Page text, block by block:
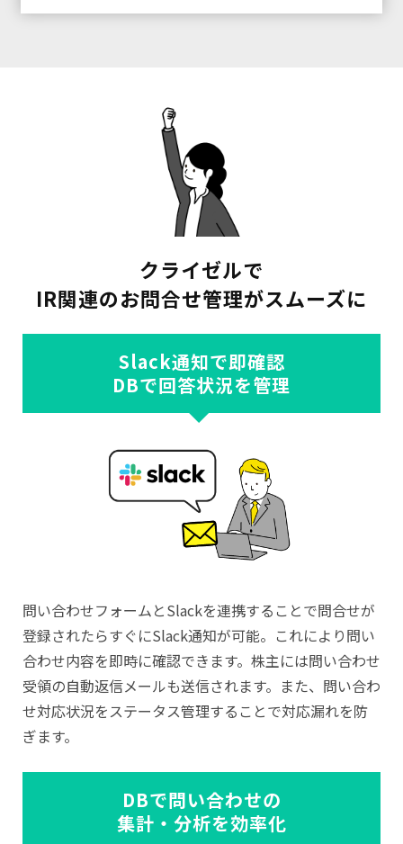
クライゼルで
IR関連のお問合せ管理がスムーズに
Slack通知で即確認
DBで回答状況を管理
問い合わせフォームとSlackを連携することで問合せが
登録されたらすぐにSlack通知が可能。これにより問い
合わせ内容を即時に確認できます。株主には問い合わせ
受領の自動返信メールも送信されます。また、問い合わ
せ対応状況をステータス管理することで対応漏れを防
ぎます。
DBで問い合わせの
集計・分析を効率化